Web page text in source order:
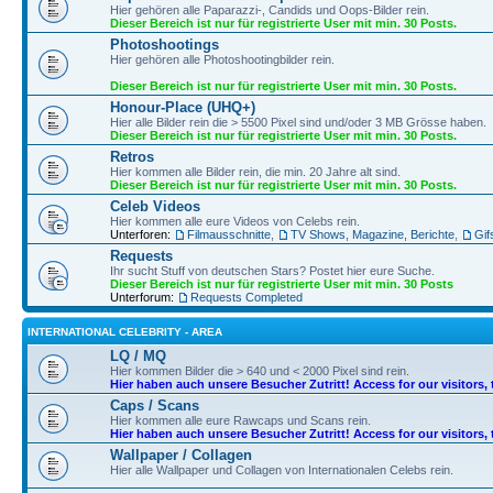
Hier gehören alle Paparazzi-, Candids und Oops-Bilder rein.
Dieser Bereich ist nur für registrierte User mit min. 30 Posts.
Photoshootings
Hier gehören alle Photoshootingbilder rein.
Dieser Bereich ist nur für registrierte User mit min. 30 Posts.
Honour-Place (UHQ+)
Hier alle Bilder rein die > 5500 Pixel sind und/oder 3 MB Grösse haben.
Dieser Bereich ist nur für registrierte User mit min. 30 Posts.
Retros
Hier kommen alle Bilder rein, die min. 20 Jahre alt sind.
Dieser Bereich ist nur für registrierte User mit min. 30 Posts.
Celeb Videos
Hier kommen alle eure Videos von Celebs rein.
Unterforen:
Filmausschnitte TV Shows, Magazine, Berichte
Requests
Ihr sucht Stuff von deutschen Stars? Postet hier eure Suche.
Dieser Bereich ist nur für registrierte User mit min. 30 Posts
Unterforum:
Requests Completed
INTERNATIONAL CELEBRITY - AREA
LQ / MQ
Hier kommen Bilder die > 640 und < 2000 Pixel sind rein.
Hier haben auch unsere Besucher Zutritt! Access for our visitors,
Caps / Scans
Hier kommen alle eure Rawcaps und Scans rein.
Hier haben auch unsere Besucher Zutritt! Access for our visitors,
Wallpaper / Collagen
Hier alle Wallpaper und Collagen von Internationalen Celebs rein.